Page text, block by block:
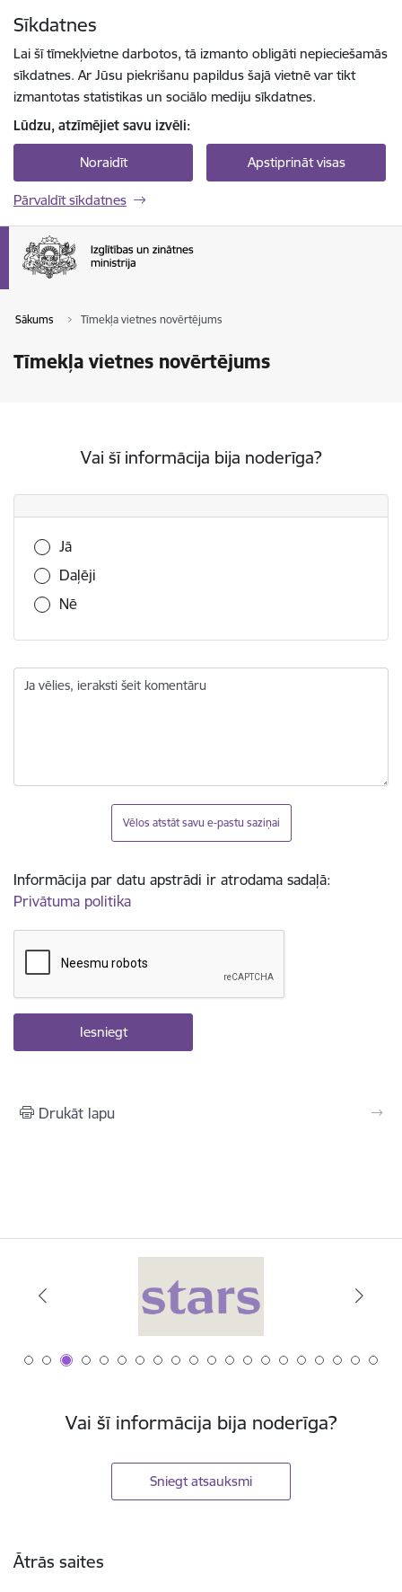
Sīkdatnes
Lai šī tīmekļvietne darbotos, tā izmanto obligāti nepieciešamās
sīkdatnes. Ar Jūsu piekrišanu papildus šajā vietnē var tikt
izmantotas statistikas un sociālo mediju sīkdatnes.
Lūdzu, atzīmējiet savu izvēli:
Noraidīt Apstiprināt visas
Pārvaldīt sīkdatnes
Sākums Tīmekļa vietnes novērtējums
Tīmekļa vietnes novērtējums
Vai šī informācija bija noderīga?
Vai šī informācija bija noderīga?
Jā
Daļēji
Nē
Ja vēlies, ieraksti šeit komentāru
Vēlos atstāt savu e-pastu saziņai
Informācija par datu apstrādi ir atrodama sadaļā:
Privātuma politika
Drukāt lapu
Vai šī informācija bija noderīga?
Sniegt atsauksmi
Ātrās saites